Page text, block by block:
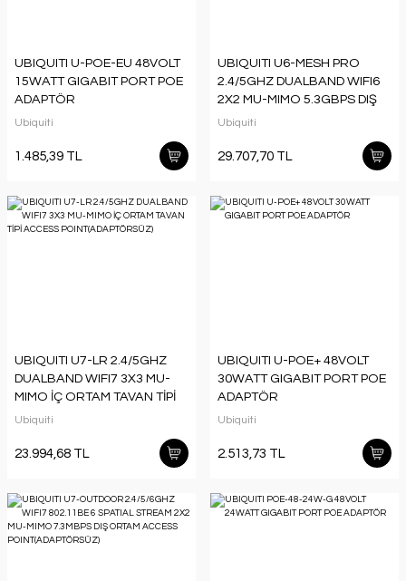
UBIQUITI U-POE-EU 48VOLT
15WATT GIGABIT PORT POE
ADAPTÖR
Ubiquiti
1.485,39 TL
UBIQUITI U6-MESH PRO
2.4/5GHZ DUALBAND WIFI6
2X2 MU-MIMO 5.3GBPS DIŞ
ORTAM ACCESS
Ubiquiti
29.707,70 TL
UBIQUITI U7-LR 2.4/5GHZ
DUALBAND WIFI7 3X3 MU-
MIMO İÇ ORTAM TAVAN TİPİ
ACCESS
Ubiquiti
23.994,68 TL
UBIQUITI U-POE+ 48VOLT
30WATT GIGABIT PORT POE
ADAPTÖR
Ubiquiti
2.513,73 TL